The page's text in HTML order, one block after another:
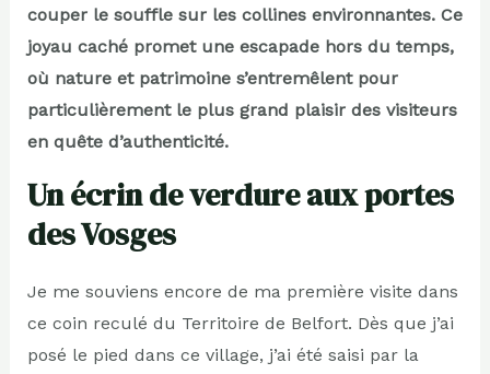
couper le souffle sur les collines environnantes. Ce
joyau caché promet une escapade hors du temps,
où nature et patrimoine s’entremêlent pour
particulièrement le plus grand plaisir des visiteurs
en quête d’authenticité.
Un écrin de verdure aux portes
des Vosges
Je me souviens encore de ma première visite dans
ce coin reculé du Territoire de Belfort. Dès que j’ai
posé le pied dans ce village, j’ai été saisi par la